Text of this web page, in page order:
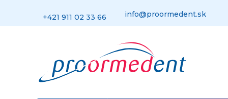
+421 911 02 33 66 info@proormedent.sk